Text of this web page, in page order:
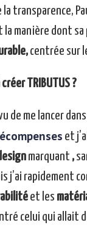
la transparence,
manière dont sa
centrée sur
TRIBUTUS ?
de me lancer
et
marquant ,
rapidement
et les
celui qui allait